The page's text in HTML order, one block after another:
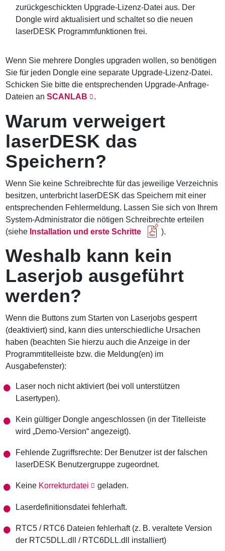
zurückgeschickten Upgrade-Lizenz-Datei aus. Der
Dongle wird aktualisiert und schaltet so die neuen
laserDESK Programmfunktionen frei.
Wenn Sie mehrere Dongles upgraden wollen, so benötigen
Sie für jeden Dongle eine separate Upgrade-Lizenz-Datei.
Schicken Sie bitte die entsprechenden Upgrade-Anfrage-
Dateien anSCANLAB .
Warum verweigert
laserDESK das
Speichern?
Wenn Sie keine Schreibrechte für das jeweilige Verzeichnis
besitzen, unterbricht laserDESK das Speichern mit einer
entsprechenden Fehlermeldung. Lassen Sie sich von Ihrem
System-Administrator die nötigen Schreibrechte erteilen
(siehe Installation und erste Schritte ).
Weshalb kann kein
Laserjob ausgeführt
werden?
Wenn die Buttons zum Starten von Laserjobs gesperrt
(deaktiviert) sind, kann dies unterschiedliche Ursachen
haben (beachten Sie hierzu auch die Anzeige in der
Programmtitelleiste bzw. die Meldung(en) im
Ausgabefenster):
Laser noch nicht aktiviert (bei voll unterstützen
Lasertypen).
Kein gültiger Dongle angeschlossen (in der Titelleiste
wird „Demo-Version“ angezeigt).
Fehlende Zugriffsrechte: Der Benutzer ist der falschen
laserDESK Benutzergruppe zugeordnet.
Keine Korrekturdatei geladen.
Laserdefinitionsdatei fehlerhaft.
RTC5 / RTC6 Dateien fehlerhaft (z. B. veraltete Version
der RTC5DLL.dll / RTC6DLL.dll installiert)